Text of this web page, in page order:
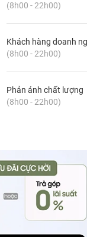
(8h00 - 22h00)
Khách hàng doanh
(8h00 - 22h00)
Phản ánh chất lượng
(8h00 - 22h00)